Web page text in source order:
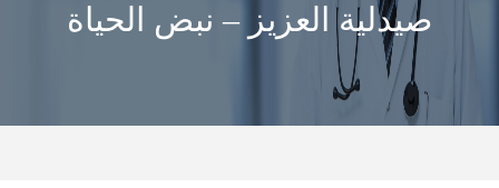
الرئيسة
صيدلية العزيز – نبض الحياة